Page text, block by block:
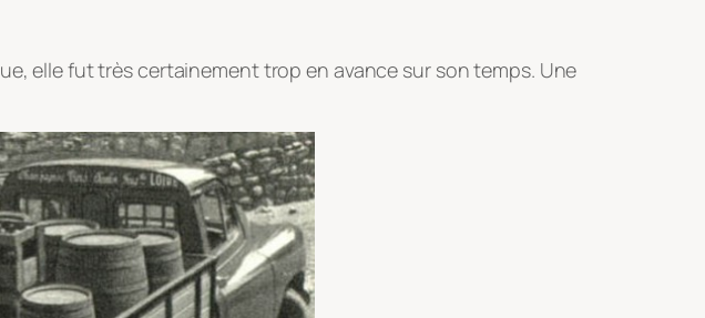
elle fut très certainement trop en avance sur son temps. Une